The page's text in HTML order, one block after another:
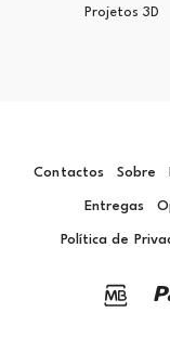
Projetos 3D
Contactos Sobre
Entregas
Política de